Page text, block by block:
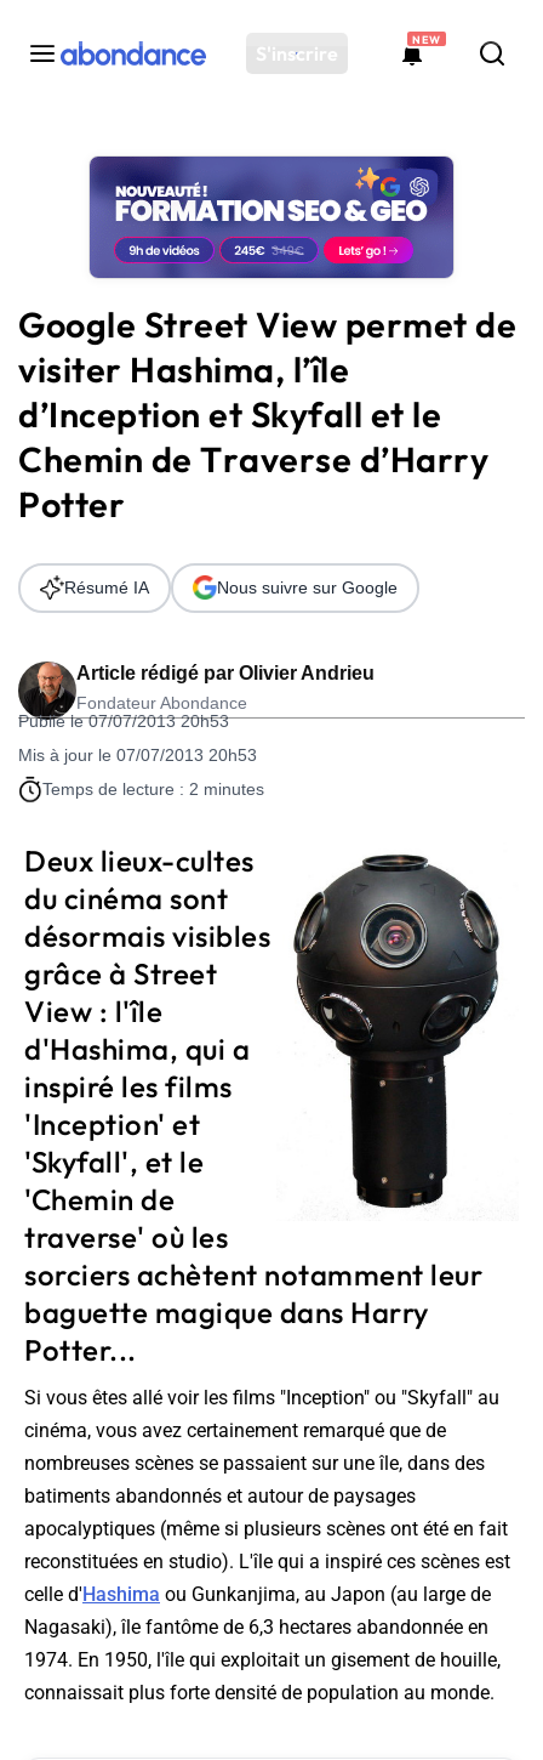
S'inscrire
NEW
Toutes les actus
Actus SEO
Plateforme
Solutions
Ressources
Audit SEO
Google Street View permet de
visiter Hashima, l’île
d’Inception et Skyfall et le
Chemin de Traverse d’Harry
Potter
Article rédigé par Olivier Andrieu
Fondateur Abondance
Publié le 07/07/2013 20h53
Mis à jour le 07/07/2013 20h53
Temps de lecture : 2 minutes
Résumé IA Nous suivre sur Google
Deux lieux-cultes
du cinéma sont
désormais visibles
grâce à Street
View : l'île
d'Hashima, qui a
inspiré les films
'Inception' et
'Skyfall', et le
'Chemin de
traverse' où les
sorciers achètent notamment leur
baguette magique dans Harry
Potter...
Si vous êtes allé voir les films "Inception" ou "Skyfall" au
cinéma, vous avez certainement remarqué que de
nombreuses scènes se passaient sur une île, dans des
batiments abandonnés et autour de paysages
apocalyptiques (même si plusieurs scènes ont été en fait
reconstituées en studio). L'île qui a inspiré ces scènes est
celle d' Hashima ou Gunkanjima, au Japon (au large de
Nagasaki), île fantôme de 6,3 hectares abandonnée en
1974. En 1950, l'île qui exploitait un gisement de houille,
connaissait plus forte densité de population au monde.